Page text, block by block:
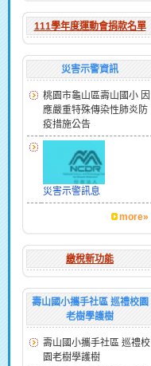
111學年度運動會捐款名單
災害示警資訊
桃園市龜山區壽山國小 因
應嚴重特殊傳染性肺炎防
疫措施公告
災害示警訊息
more»
繳稅新功能
壽山國小攜手社區 巡禮校園
老樹學護樹
壽山國小攜手社區 巡禮校
園老樹學護樹